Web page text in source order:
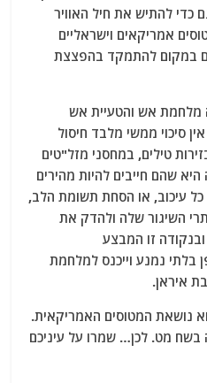
להתיש את חיל האוויר
אמריקאים וישראליים
במקום להתמקד בהפצצת
מלחמת אש והטעיית אש
סיכוי ממשי מלבד חיסול
טילים, במחסני מזל"טים
שהם חייבים להיות מהירים
כל עיכוב, או הסחת תשומת הלב,
השיגור שלה ולהדק את
זו המבצע
בלתי נמנע וייכנס למלחמת
איראן.
נושאת המטוסים האמריקאית.
בשח מט. לכן… שמרו על עיניכם